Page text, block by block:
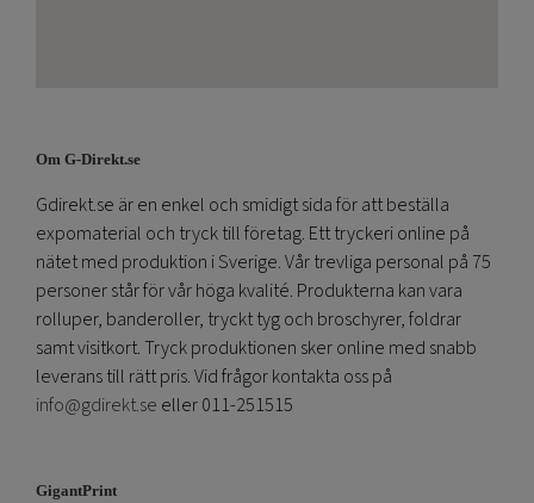
Om G-Direkt.se
Gdirekt.se är en enkel och smidigt sida för att beställa
expomaterial och tryck till företag. Ett tryckeri online på
nätet med produktion i Sverige. Vår trevliga personal på 75
personer står för vår höga kvalité. Produkterna kan vara
rolluper, banderoller, tryckt tyg och broschyrer, foldrar
samt visitkort. Tryck produktionen sker online med snabb
leverans till rätt pris. Vid frågor kontakta oss på
info@gdirekt.se eller 011-251515
GigantPrint